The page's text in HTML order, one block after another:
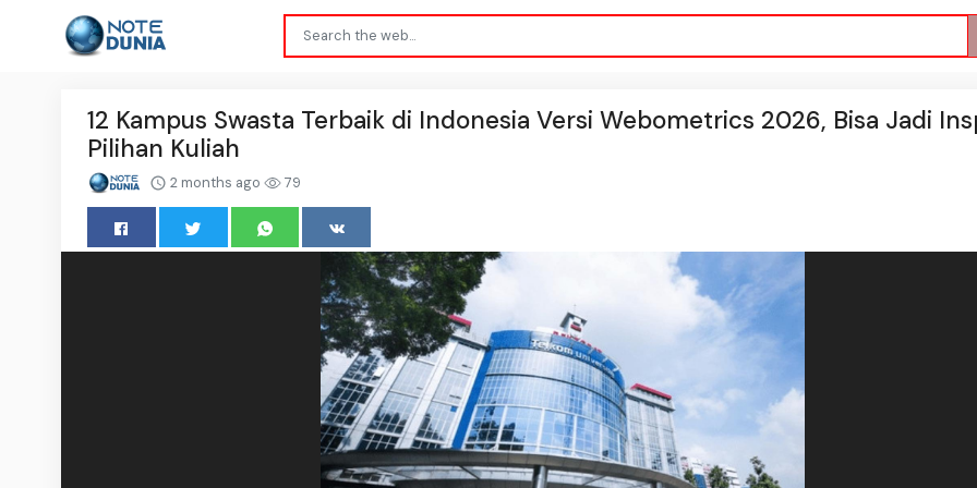
12 Kampus Swasta Terbaik di Indonesia Versi Webometrics 2026, Bisa Jadi
Pilihan Kuliah
2 months ago 79